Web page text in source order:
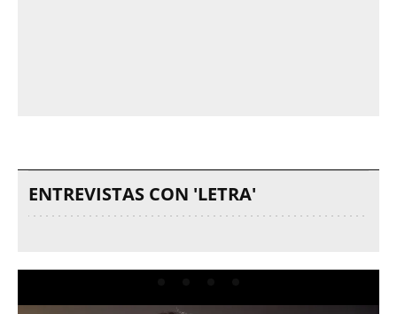
ENTREVISTAS CON 'LETRA'